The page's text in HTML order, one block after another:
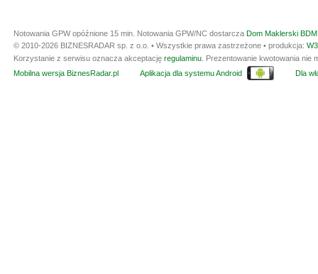
Notowania GPW opóźnione 15 min. Notowania GPW/NC dostarcza Dom Maklerski
© 2010-2026 BIZNESRADAR sp. z o.o. • Wszystkie prawa zastrzeżone • produkcja:
Korzystanie z serwisu oznacza akceptację regulaminu . Prezentowanie kwotowania
Mobilna wersja BiznesRadar.pl
Aplikacja dla systemu Android Dla